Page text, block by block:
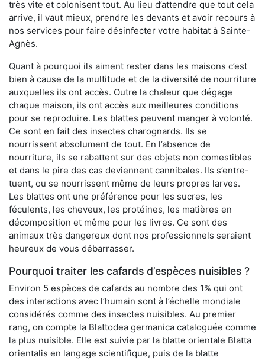
très vite et colonisent tout. Au lieu d’attendre que tout cela
arrive, il vaut mieux, prendre les devants et avoir recours à
nos services pour faire désinfecter votre habitat à Sainte-
Agnès.
Quant à pourquoi ils aiment rester dans les maisons c’est
bien à cause de la multitude et de la diversité de nourriture
auxquelles ils ont accès. Outre la chaleur que dégage
chaque maison, ils ont accès aux meilleures conditions
pour se reproduire. Les blattes peuvent manger à volonté.
Ce sont en fait des insectes charognards. Ils se
nourrissent absolument de tout. En l’absence de
nourriture, ils se rabattent sur des objets non comestibles
et dans le pire des cas deviennent cannibales. Ils s’entre-
tuent, ou se nourrissent même de leurs propres larves.
Les blattes ont une préférence pour les sucres, les
féculents, les cheveux, les protéines, les matières en
décomposition et même pour les livres. Ce sont des
animaux très dangereux dont nos professionnels seraient
heureux de vous débarrasser.
Pourquoi traiter les cafards d’espèces nuisibles ?
Environ 5 espèces de cafards au nombre des 1% qui ont
des interactions avec l’humain sont à l’échelle mondiale
considérés comme des insectes nuisibles. Au premier
rang, on compte la Blattodea germanica cataloguée comme
la plus nuisible. Elle est suivie par la blatte orientale Blatta
orientalis en langage scientifique, puis de la blatte